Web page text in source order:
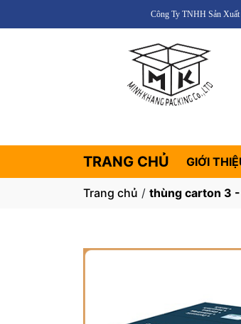
Công Ty TNHH Sản Xuất Thương Mại
TRANG CHỦ GIỚI
Trang chủ / thùng carton 3